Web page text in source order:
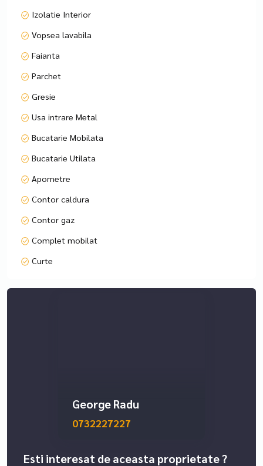
💡 Puncte forte:
• Poziție ideală pentru construcție nouă P+1 / P+M
• Utilități la stradă
• Vecini civilizați și liniștiți
Specificând Codul de Identificare P7930.
Izolatie Interior
Vopsea lavabila
Faianta
Parchet
Gresie
Usa intrare Metal
Bucatarie Mobilata
Bucatarie Utilata
Apometre
Contor caldura
Contor gaz
Complet mobilat
Curte
George Radu
0732227227
Esti interesat de aceasta proprietate ?